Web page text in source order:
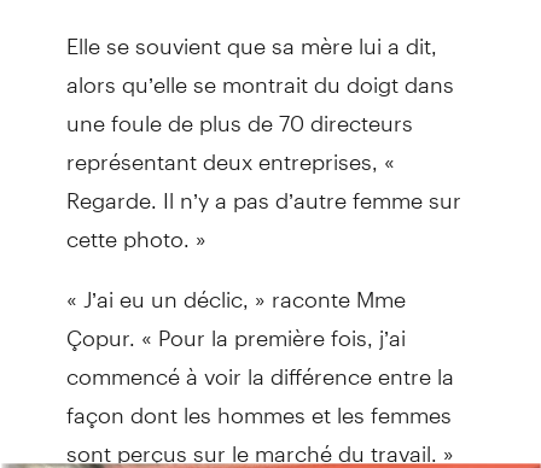
Elle se souvient que sa mère lui a dit,
alors qu’elle se montrait du doigt dans
une foule de plus de 70 directeurs
représentant deux entreprises, «
Regarde. Il n’y a pas d’autre femme sur
cette photo. »
« J’ai eu un déclic, » raconte Mme
Çopur. « Pour la première fois, j’ai
commencé à voir la différence entre la
façon dont les hommes et les femmes
sont perçus sur le marché du travail. »